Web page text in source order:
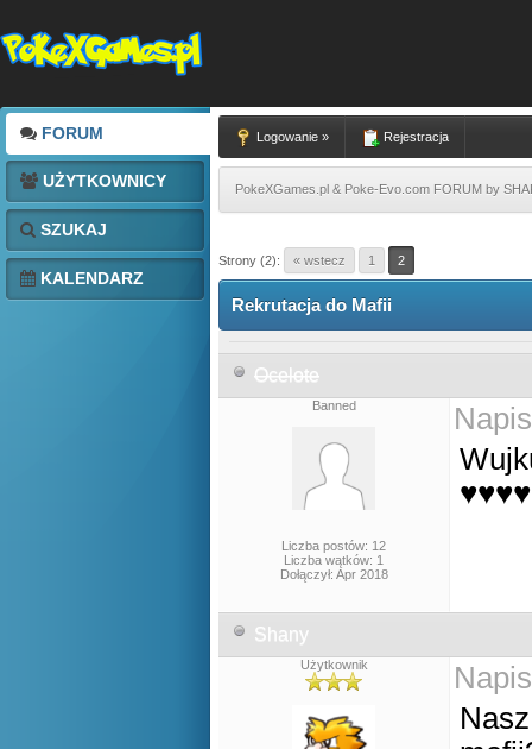
FORUM
UŻYTKOWNICY
SZUKAJ
KALENDARZ
Logowanie » Rejestracja
PokeXGames.pl & Poke-Evo.com FORUM by
Strony (2): « wstecz 1 2
Rekrutacja do Mafii
Ocelote
Banned
Liczba postów: 12
Liczba wątków: 1
Dołączył: Apr 2018
Shany
Użytkownik